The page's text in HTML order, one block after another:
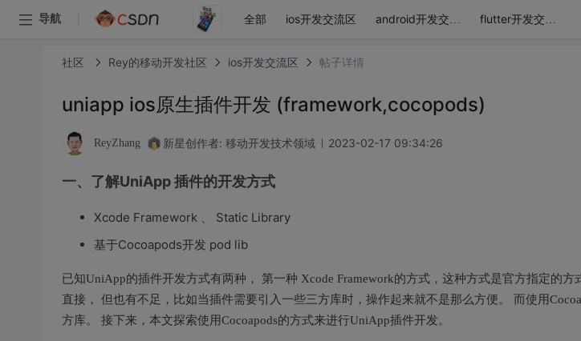
导航 全部 ios开发交流区 android开发交流区 flutter开发交流区
社区 Rey的移动开发社区 ios开发交流区 帖子详情
uniapp ios原生插件开发 (framework,cocopods)
ReyZhang 新星创作者: 移动开发技术领域 2023-02-17 09:34:26
一、了解UniApp 插件的开发方式
Xcode Framework 、 Static Library
基于Cocoapods开发 pod lib
已知UniApp的插件开发方式有两种， 第一种 Xcode Framework的方式，这种方式是官方指定的方
直接， 但也有不足，比如当插件需要引入一些三方库时，操作起来就不是那么方便。 而使用
方库。 接下来，本文探索使用Cocoapods的方式来进行UniApp插件开发。